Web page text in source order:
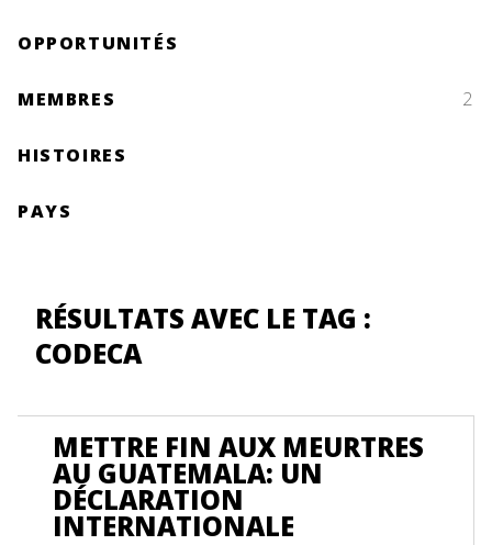
OPPORTUNITÉS
MEMBRES 2
HISTOIRES
PAYS
RÉSULTATS AVEC LE TAG :
CODECA
METTRE FIN AUX MEURTRES
AU GUATEMALA: UN
DÉCLARATION
INTERNATIONALE